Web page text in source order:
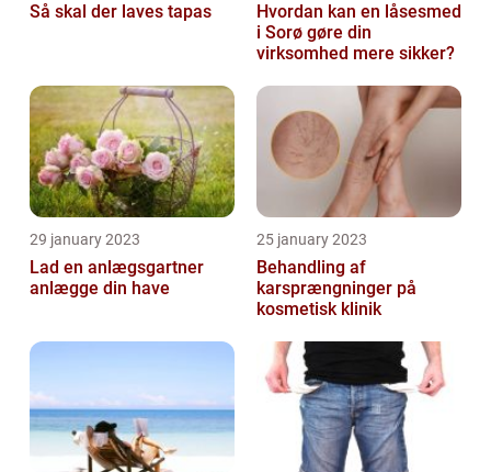
Så skal der laves tapas
Hvordan kan en låsesmed
i Sorø gøre din
virksomhed mere sikker?
29 january 2023
Lad en anlægsgartner
anlægge din have
25 january 2023
Behandling af
karsprængninger på
kosmetisk klinik